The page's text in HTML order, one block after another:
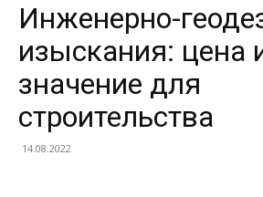
Инженерно-
изыскания: цена
значение для
строительства
14.08.2022